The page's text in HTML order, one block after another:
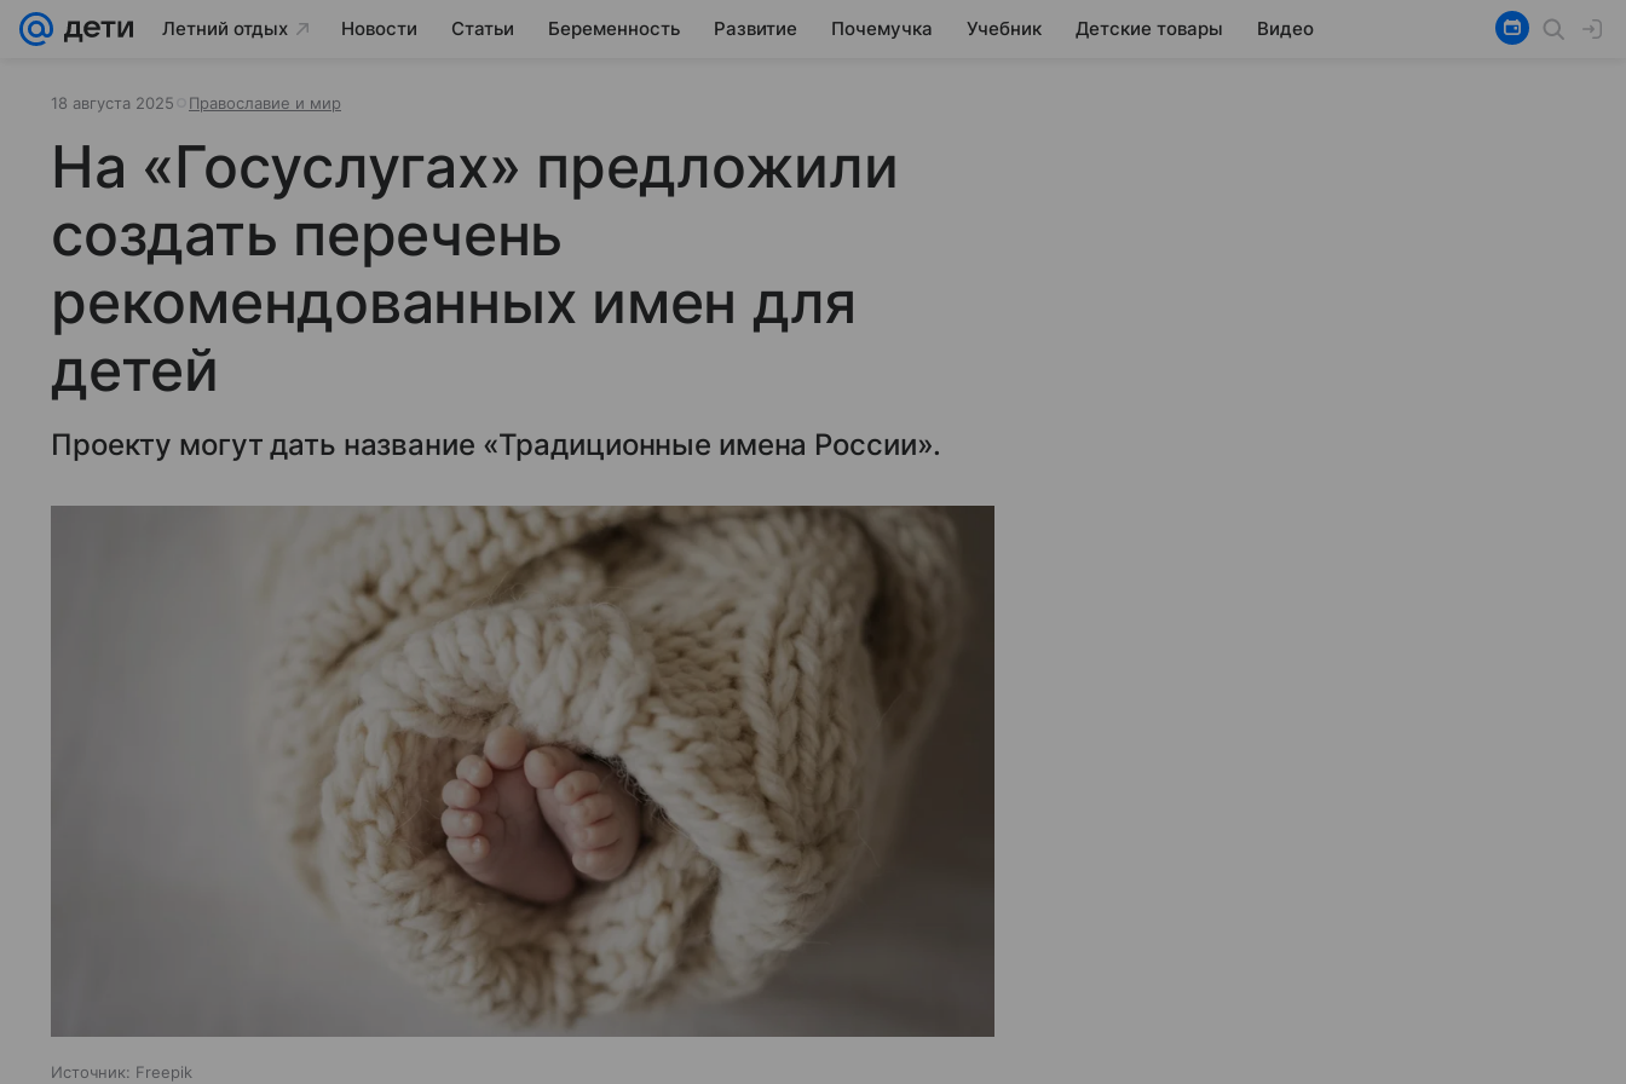
Летний отдых Новости Статьи Беременность Развитие Почемучка Учебник Детские товары Видео
18 августа 2025 Православие и мир
На «Госуслугах» предложили
создать перечень
рекомендованных имен для
детей
Проекту могут дать название «Традиционные имена России».
Источник: Freepik